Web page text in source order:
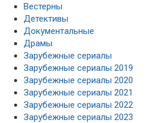
Вестерны
Детективы
Документальные
Драмы
Зарубежные сериалы
Зарубежные сериалы 2019
Зарубежные сериалы 2020
Зарубежные сериалы 2021
Зарубежные сериалы 2022
Зарубежные сериалы 2023